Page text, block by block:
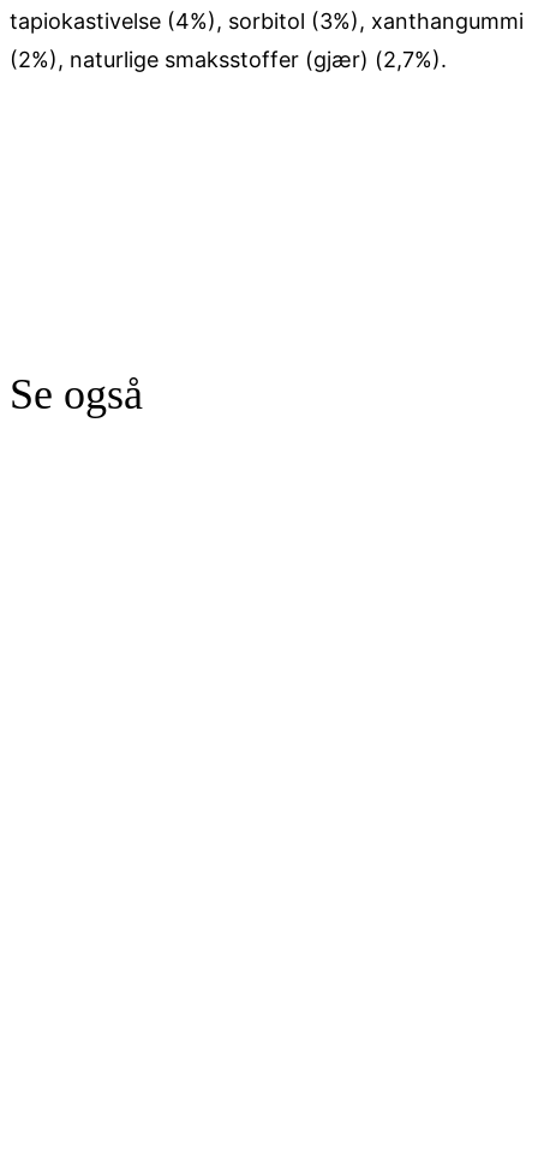
tapiokastivelse (4%), sorbitol (3%), xanthangummi
(2%), naturlige smaksstoffer (gjær) (2,7%).
Se også